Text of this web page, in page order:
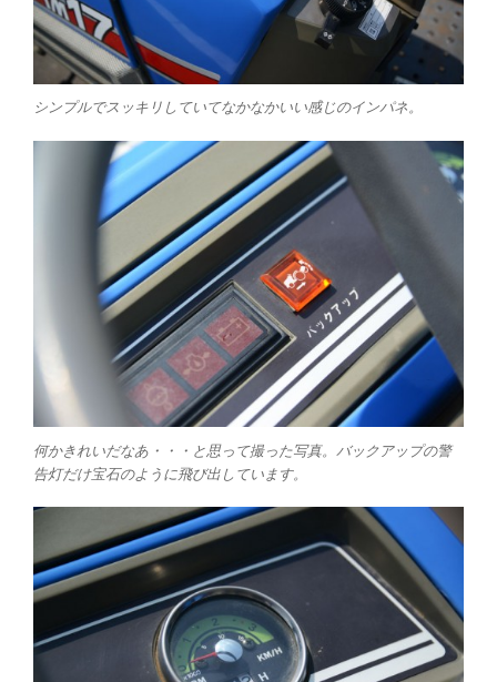
シンプルでスッキリしていてなかなかいい感じのインパネ。
何かきれいだなあ・・・と思って撮った写真。バックアップの警
告灯だけ宝石のように飛び出しています。